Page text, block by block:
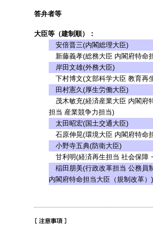
答弁者等
大臣等（建制順）：
安倍晋三(内閣総理大臣)
新藤義孝(総務大臣 内閣府特命
岸田文雄(外務大臣)
下村博文(文部科学大臣 教育再
田村憲久(厚生労働大臣)
茂木敏充(経済産業大臣 内閣府
担当 産業競争力担当)
太田昭宏(国土交通大臣)
石原伸晃(環境大臣 内閣府特命
小野寺五典(防衛大臣)
甘利明(経済再生担当 社会保障
稲田朋美(行政改革担当 公務員
内閣府特命担当大臣（規制改革）)